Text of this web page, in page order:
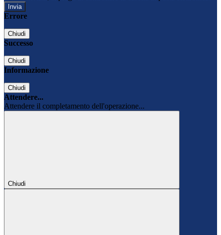
Errore
Chiudi
Successo
Chiudi
Informazione
Chiudi
Attendere...
Attendere il completamento dell'operazione...
Chiudi